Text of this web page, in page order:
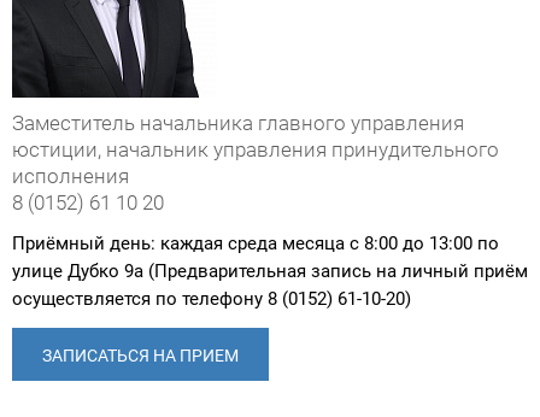
Заместитель начальника главного управления
юстиции, начальник управления принудительного
исполнения
8 (0152) 61 10 20
Приёмный день: каждая среда месяца с 8:00 до 13:00 по
улице Дубко 9а (Предварительная запись на личный приём
осуществляется по телефону 8 (0152) 61-10-20)
ЗАПИСАТЬСЯ НА ПРИЕМ